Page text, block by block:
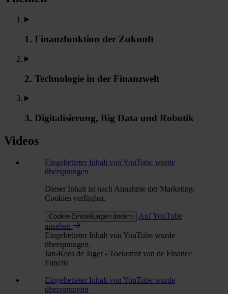
1. Finanzfunktion der Zukunft
2. Technologie in der Finanzwelt
3. Digitalisierung, Big Data und Robotik
Videos
Eingebetteter Inhalt von YouTube wurde
übersprungen
Dieser Inhalt ist nach Annahme der Marketing-
Cookies verfügbar.
Cookie-Einstellungen ändern
Auf YouTube
ansehen
Eingebetteter Inhalt von YouTube wurde
übersprungen.
Jan-Kees de Jager - Toekomst van de Finance
Functie
Eingebetteter Inhalt von YouTube wurde
übersprungen